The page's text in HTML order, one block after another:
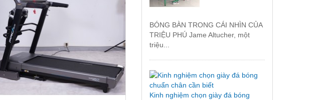
BÓNG BÀN TRONG CÁI NHÌN CỦA
TRIỆU PHÚ Jame Altucher, một
triệu...
Kinh nghiệm chọn giày đá bóng